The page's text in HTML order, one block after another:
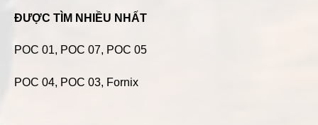
ĐƯỢC TÌM NHIỀU NHẤT
POC 01, POC 07, POC 05
POC 04, POC 03, Fornix